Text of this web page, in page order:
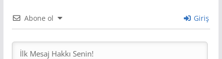
Abone ol Giriş